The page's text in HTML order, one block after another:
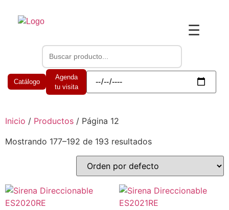
☰
Catálogo
Agenda
tu visita
Inicio / Productos / Página 12
Mostrando 177–192 de 193 resultados